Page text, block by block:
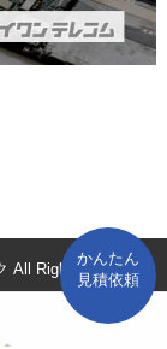
かんたん
見積依頼
All Rights Reserved